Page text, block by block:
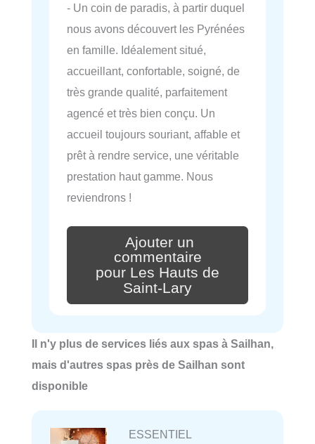
- Un coin de paradis, à partir duquel
nous avons découvert les Pyrénées
en famille. Idéalement situé,
accueillant, confortable, soigné, de
très grande qualité, parfaitement
agencé et très bien conçu. Un
accueil toujours souriant, affable et
prêt à rendre service, une véritable
prestation haut gamme. Nous
reviendrons !
Ajouter un
commentaire
pour Les Hauts de
Saint-Lary
Il n'y plus de services liés aux spas à Sailhan,
mais d'autres spas près de Sailhan sont
disponible
ESSENTIEL